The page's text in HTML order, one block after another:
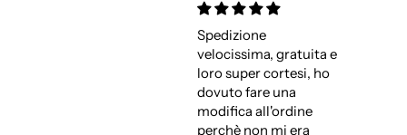
Spedizione
velocissima, gratuita e
loro super cortesi, ho
dovuto fare una
modifica all'ordine
perchè non mi era